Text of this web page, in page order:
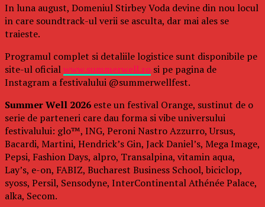
In luna august, Domeniul Stirbey Voda devine din nou locul
in care soundtrack-ul verii se asculta, dar mai ales se
traieste.
Programul complet si detaliile logistice sunt disponibile pe
site-ul oficialwww.summerwell.ro si pe pagina de
Instagram a festivalului @summerwellfest.
Summer Well 2026 este un festival Orange, sustinut de o
serie de parteneri care dau forma si vibe universului
festivalului: glo™, ING, Peroni Nastro Azzurro, Ursus,
Bacardi, Martini, Hendrick’s Gin, Jack Daniel’s, Mega Image,
Pepsi, Fashion Days, alpro, Transalpina, vitamin aqua,
Lay’s, e-on, FABIZ, Bucharest Business School, biciclop,
syoss, Persil, Sensodyne, InterContinental Athénée Palace,
alka, Secom.